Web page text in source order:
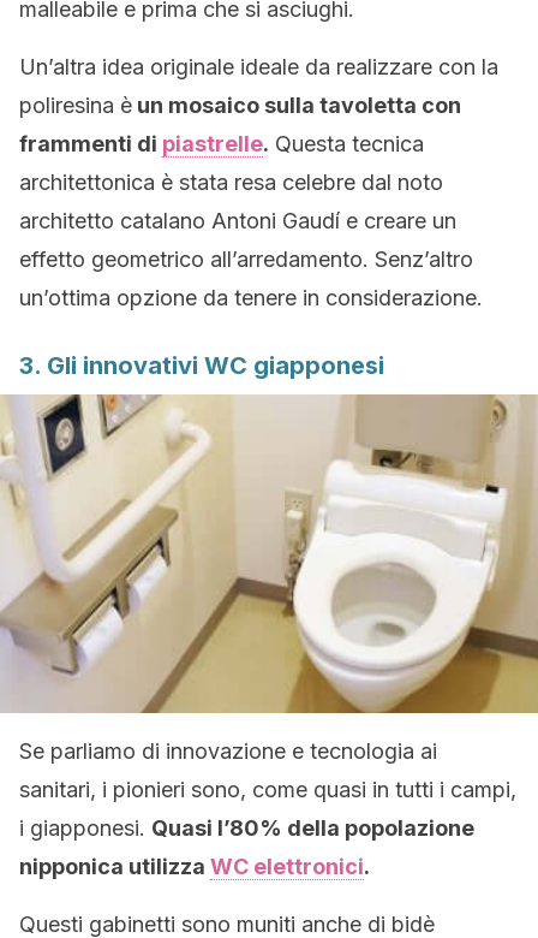
malleabile e prima che si asciughi.
Un’altra idea originale ideale da realizzare con la
poliresina è un mosaico sulla tavoletta con
frammenti di piastrelle. Questa tecnica
architettonica è stata resa celebre dal noto
architetto catalano Antoni Gaudí e creare un
effetto geometrico all’arredamento. Senz’altro
un’ottima opzione da tenere in considerazione.
3. Gli innovativi WC giapponesi
Se parliamo di innovazione e tecnologia ai
sanitari, i pionieri sono, come quasi in tutti i campi,
i giapponesi. Quasi l’80% della popolazione
nipponica utilizza WC elettronici.
Questi gabinetti sono muniti anche di bidè